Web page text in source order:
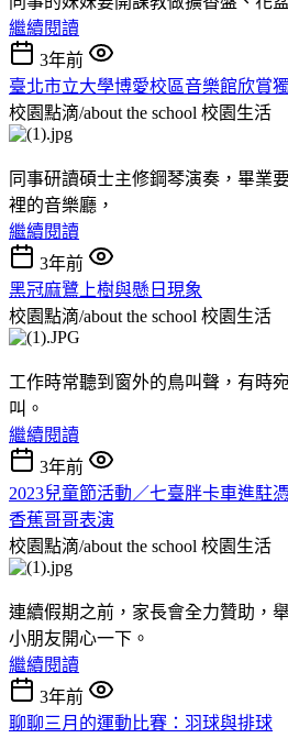
繼續閱讀
3年前
臺北市立大學博愛校區音樂館欣賞
校園點滴/about the school 校園生活
同事研讀碩士主修鋼琴演奏，畢業
裡的音樂廳，
繼續閱讀
3年前
黑冠麻鷺上樹與懸日現象
校園點滴/about the school 校園生活
工作時常聽到窗外的鳥叫聲，有時
叫。
繼續閱讀
3年前
2023兒童節活動／七臺胖卡車進駐
香蕉哥哥表演
校園點滴/about the school 校園生活
連續假期之前，家長會全力贊助，
小朋友開心一下。
繼續閱讀
3年前
聊聊三月的運動比賽：羽球與排球